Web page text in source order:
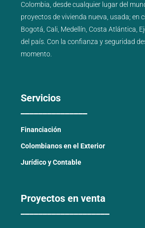
Colombia, desde cualquier lugar del
proyectos devivienda nueva usada; en
Bogotá Cali Medellín Costa Atlántica
del país . Con la confianza y seguridad
momento.
Servicios
Financiación
Colombianos en el Exterior
Jurídico y Contable
Proyectos en venta